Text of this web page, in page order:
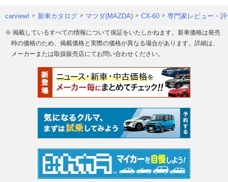
carview! 新車カタログ マツダ(MAZDA) CX-60 専門家レビュー・
※ 掲載しているすべての情報について保証をいたしかねます。新車価格は発売
時の価格のため、掲載価格と実際の価格が異なる場合があります。詳細は、
メーカーまたは取扱販売店にてお問い合わせください。